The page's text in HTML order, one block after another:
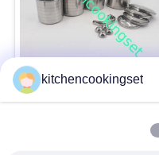
kitchencookingset